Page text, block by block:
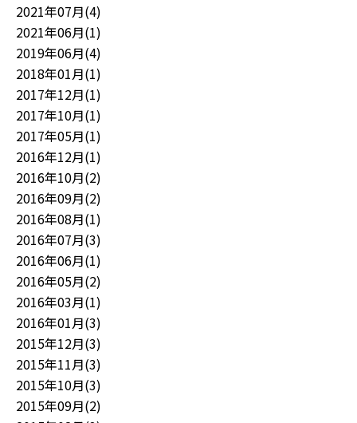
2021年07月(4)
2021年06月(1)
2019年06月(4)
2018年01月(1)
2017年12月(1)
2017年10月(1)
2017年05月(1)
2016年12月(1)
2016年10月(2)
2016年09月(2)
2016年08月(1)
2016年07月(3)
2016年06月(1)
2016年05月(2)
2016年03月(1)
2016年01月(3)
2015年12月(3)
2015年11月(3)
2015年10月(3)
2015年09月(2)